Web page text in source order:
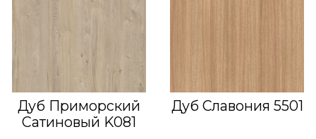
Дуб Приморский
Сатиновый K081
Дуб Славония 5501